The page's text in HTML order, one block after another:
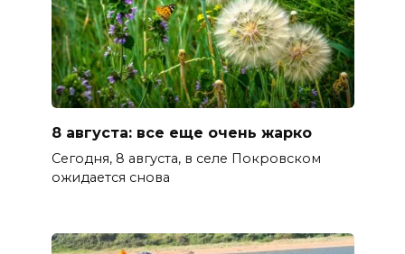
8 августа: все еще очень жарко
Сегодня, 8 августа, в селе Покровском
ожидается снова